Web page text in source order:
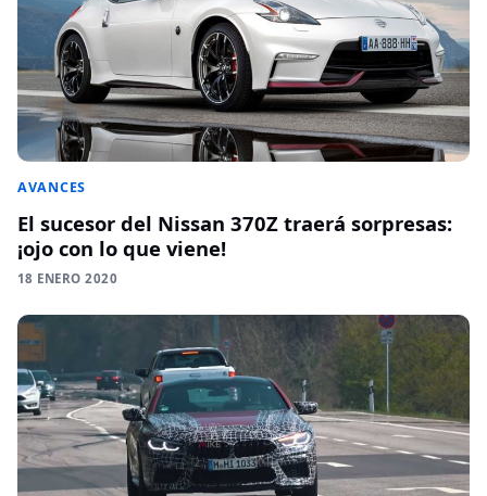
AVANCES
El sucesor del Nissan 370Z traerá sorpresas:
¡ojo con lo que viene!
18 ENERO 2020